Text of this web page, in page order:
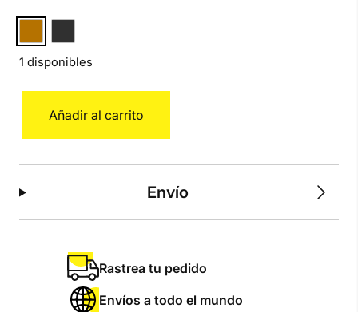
1 disponibles
cantidad
Añadir al carrito
Envío
Rastrea tu pedido
Envíos a todo el mundo